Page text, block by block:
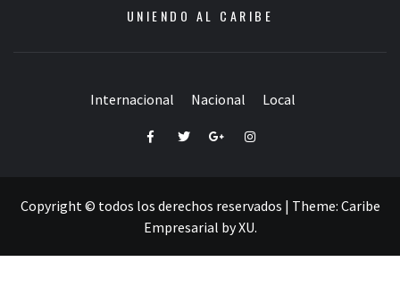
UNIENDO AL CARIBE
Internacional Nacional Local
FacebookTwitterGoogle+Instagram
Copyright © todos los derechos reservados | Theme: Caribe
Empresarial byXU.